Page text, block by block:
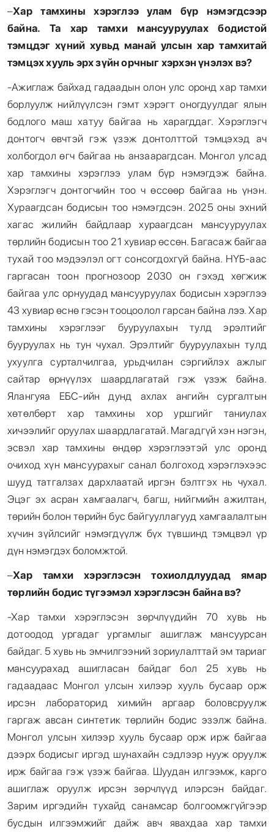
–Хар тамхины хэрэглээ улам бүр нэмэгдсээр
байна. Та хар тамхи мансууруулах бодистой
тэмцдэг хүний хувьд манай улсын хар тамхитай
тэмцэх хууль эрх зүйн орчныг хэрхэн үнэлэх вэ?
-Ажиглаж байхад гадаадын олон улс оронд хар тамхи
борлуулж нийлүүлсэн гэмт хэрэгт оногдуулдаг ялын
бодлого маш хатуу байгаа нь харагддаг. Хэрэглэгч
донтогч өвчтэй гэж үзэж донтолттой тэмцэхэд ач
холбогдол өгч байгаа нь анзаарагдсан. Монгол улсад
хар тамхины хэрэглээ улам бүр нэмэгдэж байна.
Хэрэглэгч донтогчийн тоо ч өссөөр байгаа нь үнэн.
Хураагдсан бодисын тоо нэмэгдсэн. 2025 оны эхний
хагас жилийн байдлаар хураагдсан мансууруулах
төрлийн бодисын тоо 21 хувиар өссөн. Багасаж байгаа
тухай тоо мэдээлэл огт сонсогдохгүй байна. НҮБ-аас
гаргасан тоон прогнозоор 2030 он гэхэд хөгжиж
байгаа улс орнуудад мансууруулах бодисын хэрэглээ
43 хувиар өснө гэсэн тооцоолол гарсан байна лээ. Хар
тамхины хэрэглээг бууруулахын тулд эрэлтийг
бууруулах нь тун чухал. Эрэлтийг бууруулахын тулд
ухуулга сурталчилгаа, урьдчилан сэргийлэх ажлыг
сайтар өрнүүлэх шаардлагатай гэж үзэж байна.
Ялангуяа ЕБС-ийн дунд ахлах ангийн сургалтын
хөтөлбөрт хар тамхины хор уршгийг таниулах
хичээлийг оруулах шаардлагатай. Магадгүй хэн нэгэн,
эсвэл хар тамхины өндөр хэрэглээтэй улс оронд
очиход хүн мансуурахыг санал болгоход хэрэглэхээс
шууд татгалзах дархлаатай иргэн бэлтгэх нь чухал.
Эцэг эх асран хамгаалагч, багш, нийгмийн ажилтан,
төрийн болон төрийн бус байгууллагууд хамгаалалтын
хүчин зүйлсийг нэмэгдүүлж бүх түвшинд тэмцвэл үр
дүн нэмэгдэх боломжтой.
–Хар тамхи хэрэглэсэн тохиолдлуудад ямар
төрлийн бодис түгээмэл хэрэглэсэн байна вэ?
-Хар тамхи хэрэглэсэн зөрчлүүдийн 70 хувь нь
дотоодод ургадаг ургамлыг ашиглаж мансуурсан
байдаг. 5 хувь нь эмчилгээний зориулалттай эм тариаг
мансуурахад ашигласан байдаг бол 25 хувь нь
гадаадаас Монгол улсын хилээр хууль бусаар орж
ирсэн лабораторид химийн аргаар боловсруулж
гаргаж авсан синтетик төрлийн бодис эзэлж байна.
Монгол улсын хилээр хууль бусаар орж ирж байгаа
дээрх бодисыг иргэд шунахайн сэдлээр нууж оруулж
ирж байгаа гэж үзэж байгаа. Шуудан илгээмж, карго
ашиглаж оруулж ирсэн зөрчлүүд илэрсэн байдаг.
Зарим иргэдийн тухайд санамсар болгоомжгүйгээр
бусдын илгээмжийг дайж авч явахдаа хар тамхи